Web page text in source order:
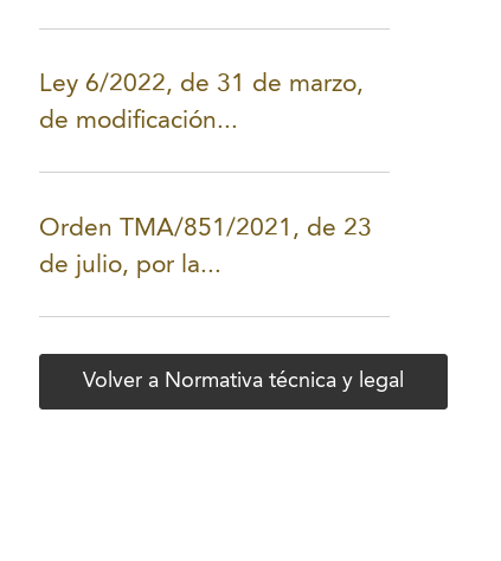
Ley 6/2022, de 31 de marzo,
de modificación...
Orden TMA/851/2021, de 23
de julio, por la...
Volver a Normativa técnica y legal